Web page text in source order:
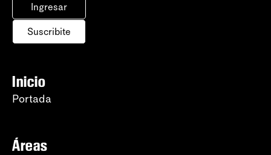
Ingresar
Suscribite
Inicio
Portada
Áreas